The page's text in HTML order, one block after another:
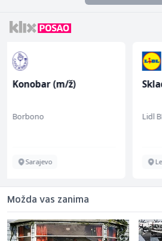
Skladišni radnik (m/ž)
Lidl BH
Lepenica
Možda vas zanima